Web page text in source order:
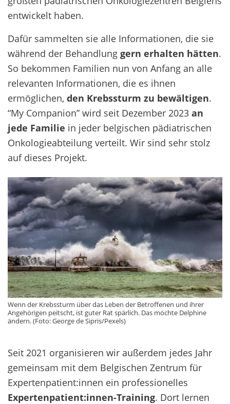
entwickelt haben.
Dafür sammelten sie alle Informationen, die sie
während der Behandlung gern erhalten hätten.
So bekommen Familien nun von Anfang an alle
relevanten Informationen, die es ihnen
ermöglichen, den Krebssturm zu bewältigen.
“My Companion” wird seit Dezember 2023 an
jede Familie in jeder belgischen pädiatrischen
Onkologieabteilung verteilt. Wir sind sehr stolz
auf dieses Projekt.
Wenn der Krebssturm über das Leben der Betroffenen und ihrer
Angehörigen peitscht, ist guter Rat spärlich. Das möchte Delphine
ändern. (Foto: George de Sipris/Pexels)
Seit 2021 organisieren wir außerdem jedes Jahr
gemeinsam mit dem Belgischen Zentrum für
Expertenpatient:innen ein professionelles
Expertenpatient:innen-Training. Dort lernen